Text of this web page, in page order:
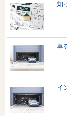
知
車
イ